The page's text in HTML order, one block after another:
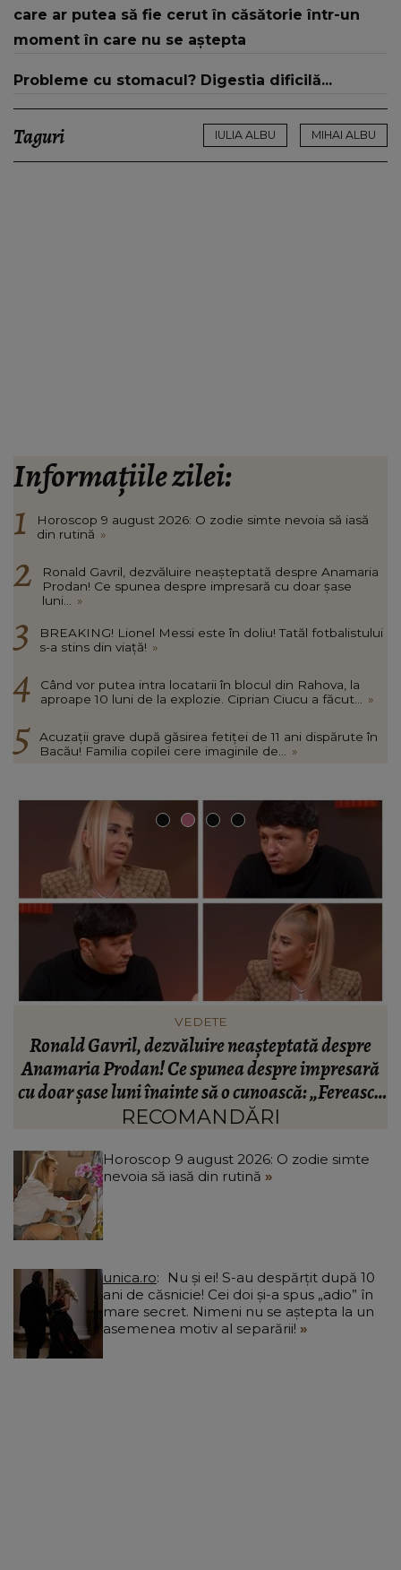
care ar putea să fie cerut în căsătorie într-un
moment în care nu se aștepta
Probleme cu stomacul? Digestia dificilă...
Taguri IULIA ALBU MIHAI ALBU
Informațiile zilei:
Horoscop 9 august 2026: O zodie simte nevoia să iasă
din rutină »
Ronald Gavril, dezvăluire neașteptată despre Anamaria
Prodan! Ce spunea despre impresară cu doar șase
luni...
»
BREAKING! Lionel Messi este în doliu! Tatăl fotbalistului
s-a stins din viață! »
Când vor putea intra locatarii în blocul din Rahova, la
aproape 10 luni de la explozie. Ciprian Ciucu a făcut...
»
Acuzații grave după găsirea fetiței de 11 ani dispărute în
Bacău! Familia copilei cere imaginile de...
»
INFORMATIILE ZILEI
BREAKING! Lionel Messi este în doliu! Tatăl
fotbalistului s-a stins din viață!
RECOMANDĂRI
Horoscop 9 august 2026: O zodie simte
nevoia să iasă din rutină
unica.ro
ani de căsnicie! Cei doi și-a spus „adio” în
mare secret. Nimeni nu se aștepta la un
asemenea motiv al separării!